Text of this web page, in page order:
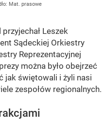
Mat. prasowe
Leszek
Sądeckiej Orkiestry
Reprezentacyjnej
można było obejrzeć
jak świętowali i żyli nasi
zespołów regionalnych.